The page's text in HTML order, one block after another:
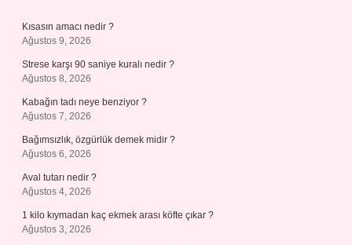
Kısasın amacı nedir ?
Ağustos 9, 2026
Strese karşı 90 saniye kuralı nedir ?
Ağustos 8, 2026
Kabağın tadı neye benziyor ?
Ağustos 7, 2026
Bağımsızlık, özgürlük demek midir ?
Ağustos 6, 2026
Aval tutarı nedir ?
Ağustos 4, 2026
1 kilo kıymadan kaç ekmek arası köfte çıkar ?
Ağustos 3, 2026